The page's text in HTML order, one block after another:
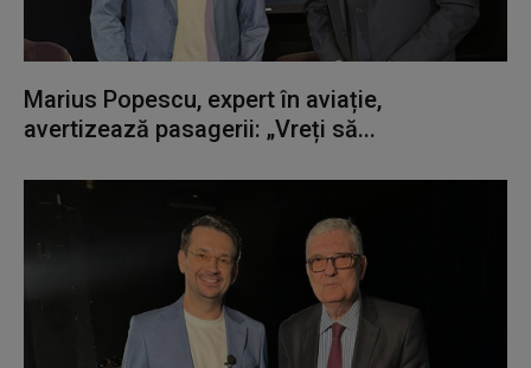
Marius Popescu, expert în aviație,
avertizează pasagerii: „Vreți să...